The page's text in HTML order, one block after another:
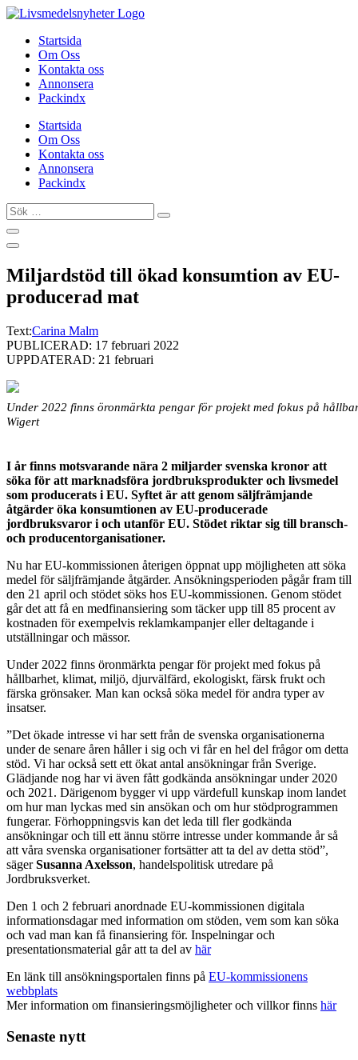
Hoppa
innehållStartsida
Om Oss
Kontakta oss
Annonsera
Packindx
Startsida
Om Oss
Kontakta oss
Annonsera
Packindx
Sök
…
Miljardstöd till ökad konsumtion av EU-
producerad mat
Text:Carina Malm
PUBLICERAD: 17 februari 2022
UPPDATERAD: 21 februari
Under 2022 finns öronmärkta pengar för projekt med fokus på
Wigert
I år finns motsvarande nära 2 miljarder svenska kronor att
söka för att marknadsföra jordbruksprodukter och livsmedel
som producerats i EU. Syftet är att genom säljfrämjande
åtgärder öka konsumtionen av EU-producerade
jordbruksvaror i och utanför EU. Stödet riktar sig till bransch-
och producentorganisationer.
Nu har EU-kommissionen återigen öppnat upp möjligheten att söka
medel för säljfrämjande åtgärder. Ansökningsperioden pågår fram till
den 21 april och stödet söks hos EU-kommissionen. Genom stödet
går det att få en medfinansiering som täcker upp till 85 procent av
kostnaden för exempelvis reklamkampanjer eller deltagande i
utställningar och mässor.
Under 2022 finns öronmärkta pengar för projekt med fokus på
hållbarhet, klimat, miljö, djurvälfärd, ekologiskt, färsk frukt och
färska grönsaker. Man kan också söka medel för andra typer av
insatser.
”Det ökade intresse vi har sett från de svenska organisationerna
under de senare åren håller i sig och vi får en hel del frågor om detta
stöd. Vi har också sett ett ökat antal ansökningar från Sverige.
Glädjande nog har vi även fått godkända ansökningar under 2020
och 2021. Därigenom bygger vi upp värdefull kunskap inom landet
om hur man lyckas med sin ansökan och om hur stödprogrammen
fungerar. Förhoppningsvis kan det leda till fler godkända
ansökningar och till ett ännu större intresse under kommande år så
att våra svenska organisationer fortsätter att ta del av detta stöd”,
sägerSusanna Axelsson, handelspolitisk utredare på
Jordbruksverket.
Den 1 och 2 februari anordnade EU-kommissionen digitala
informationsdagar med information om stöden, vem som kan söka
och vad man kan få finansiering för. Inspelningar och
presentationsmaterial går att ta del av här
En länk till ansökningsportalen finns på EU-kommissionens
webbplats
Mer information om finansieringsmöjligheter och villkor finns här
Senaste nytt